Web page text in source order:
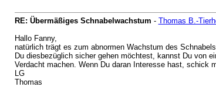
RE: Übermäßiges Schnabelwachstum - Thomas B.-
Hallo Fanny,
natürlich trägt es zum abnormen Wachstum des
Du diesbezüglich sicher gehen möchtest, kannst Du von
Verdacht machen. Wenn Du daran Interesse hast, schick
LG
Thomas